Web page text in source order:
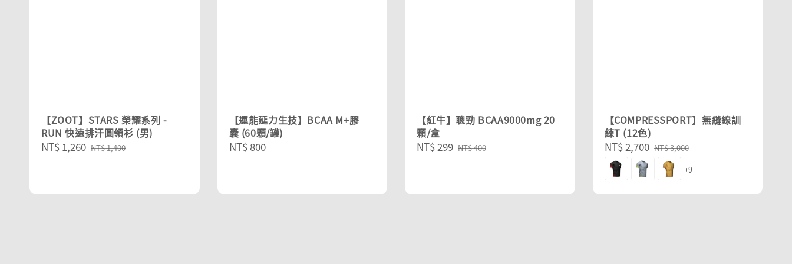
【ZOOT】STARS 榮耀系列 -
RUN 快速排汗圓領衫 (男)
Sale
NT$ 1,260 Regular
NT$ 1,400
【運能延力生技】BCAA M+膠
囊 (60顆/罐)
Regular
NT$ 800
【紅牛】聰勁 BCAA9000mg 20
顆/盒
Sale
NT$ 299 Regular
NT$ 400
【COMPRESSPORT】無縫線訓
練T (12色)
Sale
price
NT$ 2,700 Regular
price
NT$ 3,000
+9